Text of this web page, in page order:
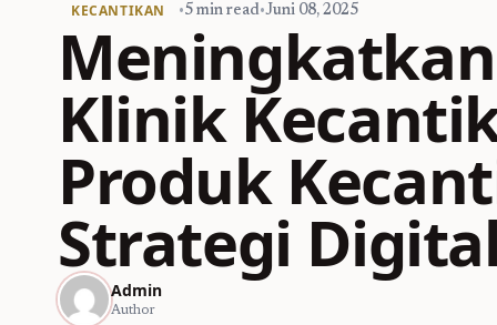
KECANTIKAN •5 min read•Juni 08, 2025
Klinik
Produk
Strategi Digital
Admin
Author